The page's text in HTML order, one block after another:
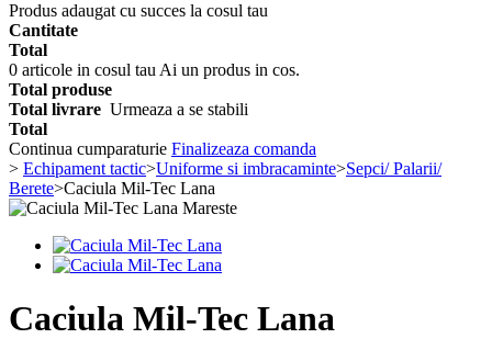
Produs adaugat cu succes la cosul tau
Cantitate
Total
0 articole in cosul tau Ai un produs in cos.
Total produse
Total livrare Urmeaza a se stabili
Total
Continua cumparaturie Finalizeaza comanda
> Echipament tactic>Uniforme si imbracaminte>Sepci/ Palarii/
Berete>Caciula Mil-Tec Lana
Mareste
Caciula Mil-Tec Lana